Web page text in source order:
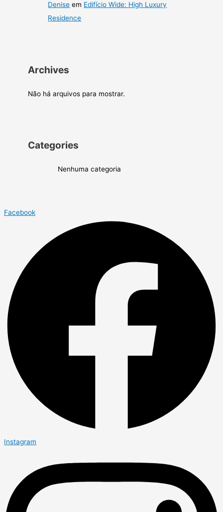
Denise em Edifício Wide: High Luxury
Residence
Archives
Não há arquivos para mostrar.
Categories
Nenhuma categoria
Facebook
Instagram